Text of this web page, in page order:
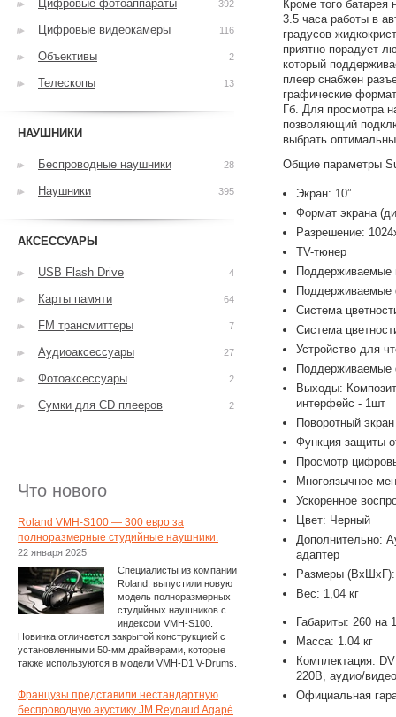
Кроме того
3.5 часа работы в
градусов
приятно порадует
который
плеер снабжен
графические
Гб. Для просмотра
позволяющий
выбрать
Общие параметры
Экран: 10”
Формат экрана
Разрешение:
TV-тюнер
Поддерживаемые
Поддерживаемые
Система
Система
Устройство для
Выходы:
интерфейс - 1шт
Поворотный экран
Функция защиты
Просмотр
Многоязычное
Ускоренное
Цвет: Черный
Дополнительно:
адаптер
Размеры
Вес: 1,04 кг
Габариты: 260 на
Масса: 1.04 кг
Комплектация:
220В, аудио/
Официальная
Цифровые фотоаппараты 392
Цифровые видеокамеры 116
Объективы 2
Телескопы 13
НАУШНИКИ
Беспроводные наушники 28
Наушники 395
АКСЕССУАРЫ
USB Flash Drive 4
Карты памяти 64
FM трансмиттеры 7
Аудиоаксессуары 27
Фотоаксессуары 2
Сумки для CD плееров 2
Что нового
Roland VMH-S100 — 300 евро за
полноразмерные студийные наушники.
22 января 2025
Специалисты из компании
Roland, выпустили новую
модель полноразмерных
студийных наушников с
индексом VMH-S100.
Новинка отличается закрытой конструкцией с
установленными 50-мм драйверами, которые
также используются в модели VMH-D1 V-Drums.
Французы представили нестандартную
беспроводную акустику JM Reynaud Agapé